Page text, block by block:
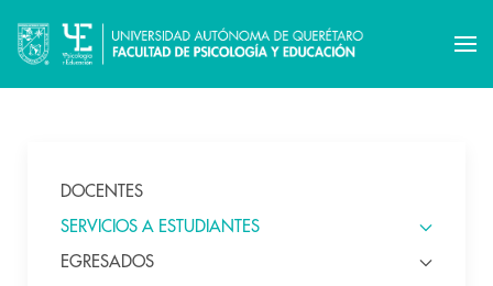
DOCENTES
SERVICIOS A ESTUDIANTES
EGRESADOS